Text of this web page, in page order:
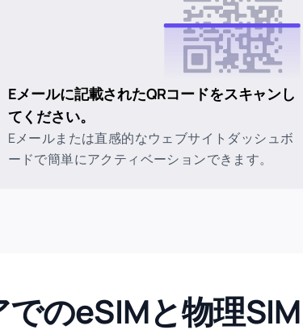
Eメールに記載されたQRコードをスキャンし
てください。
Eメールまたは直感的なウェブサイトダッシュボ
ードで簡単にアクティベーションできます。
のeSIMと物理